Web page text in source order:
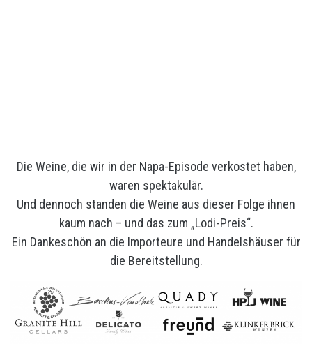
Die Weine, die wir in der Napa-Episode verkostet haben,
waren spektakulär.
Und dennoch standen die Weine aus dieser Folge ihnen
kaum nach – und das zum „Lodi-Preis“.
Ein Dankeschön an die Importeure und Handelshäuser für
die Bereitstellung.